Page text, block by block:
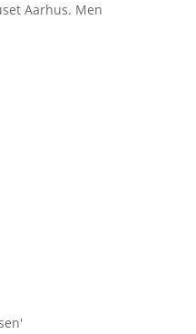
Aarhus. Men
'